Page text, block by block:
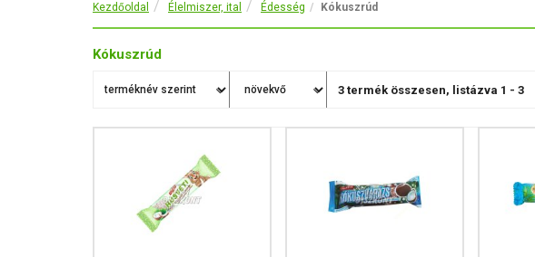
Kezdőoldal Élelmiszer, ital Édesség Kókuszrúd
Kókuszrúd
3 termék összesen, listázva 1 - 3